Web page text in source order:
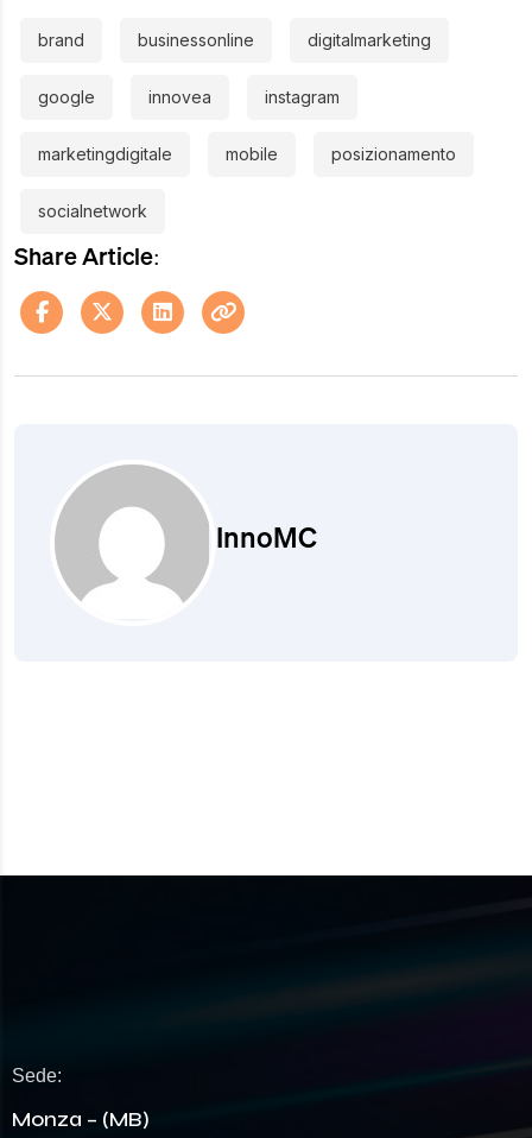
brand businessonline digitalmarketing
google innovea instagram
marketingdigitale mobile posizionamento
socialnetwork
Share Article:
InnoMC
Sede:
Monza – (MB)